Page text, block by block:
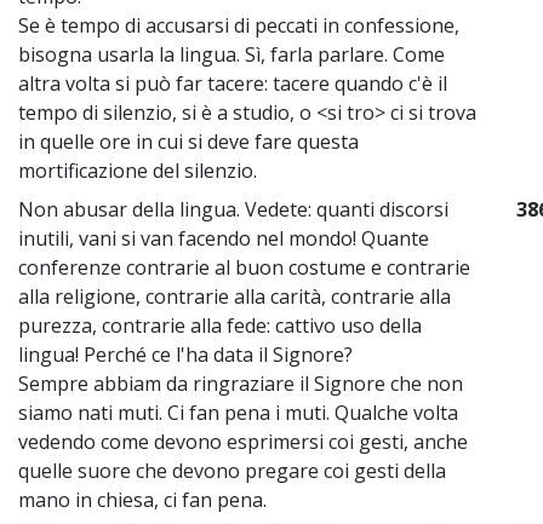
Se è tempo di accusarsi di peccati in confessione,
bisogna usarla la lingua. Sì, farla parlare. Come
altra volta si può far tacere: tacere quando c'è il
tempo di silenzio, si è a studio, o <si tro> ci si trova
in quelle ore in cui si deve fare questa
mortificazione del silenzio.
Non abusar della lingua. Vedete: quanti discorsi
inutili, vani si van facendo nel mondo! Quante
conferenze contrarie al buon costume e contrarie
alla religione, contrarie alla carità, contrarie alla
purezza, contrarie alla fede: cattivo uso della
lingua! Perché ce l'ha data il Signore?
Sempre abbiam da ringraziare il Signore che non
siamo nati muti. Ci fan pena i muti. Qualche volta
vedendo come devono esprimersi coi gesti, anche
quelle suore che devono pregare coi gesti della
mano in chiesa, ci fan pena.